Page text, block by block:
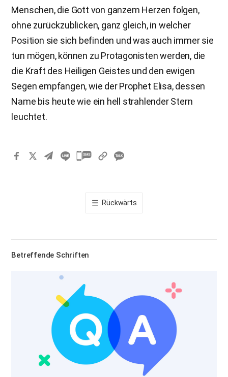
Menschen, die Gott von ganzem Herzen folgen,
ohne zurückzublicken, ganz gleich, in welcher
Position sie sich befinden und was auch immer sie
tun mögen, können zu Protagonisten werden, die
die Kraft des Heiligen Geistes und den ewigen
Segen empfangen, wie der Prophet Elisa, dessen
Name bis heute wie ein hell strahlender Stern
leuchtet.
카
톡
공
기
Rückwärts
Betreffende Schriften